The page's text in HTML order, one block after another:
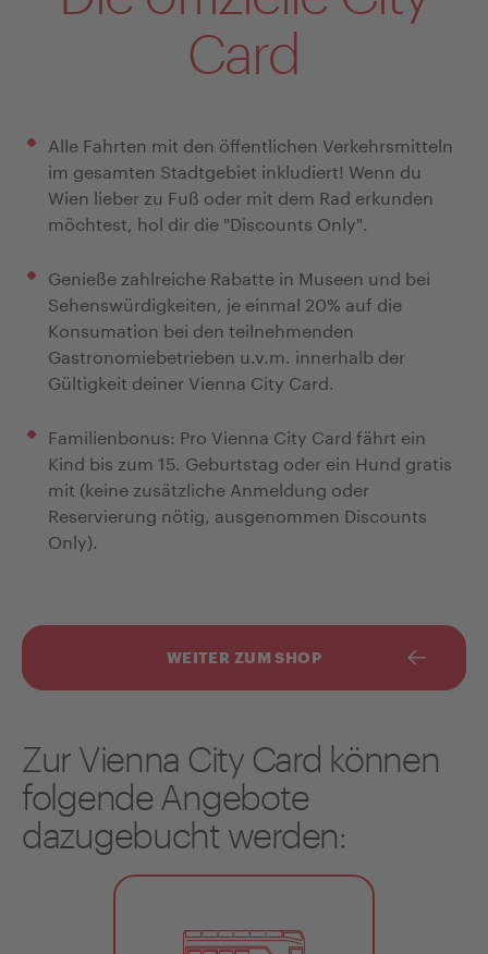
Card
Alle Fahrten mit den öffentlichen Verkehrsmitteln
im gesamten Stadtgebiet inkludiert! Wenn du
Wien lieber zu Fuß oder mit dem Rad erkunden
möchtest, hol dir die "Discounts Only".
Genieße zahlreiche Rabatte in Museen und bei
Sehenswürdigkeiten, je einmal 20% auf die
Konsumation bei den teilnehmenden
Gastronomiebetrieben u.v.m. innerhalb der
Gültigkeit deiner Vienna City Card.
Familienbonus: Pro Vienna City Card fährt ein
Kind bis zum 15. Geburtstag oder ein Hund gratis
mit (keine zusätzliche Anmeldung oder
Reservierung nötig, ausgenommen Discounts
Only).
WEITER ZUM SHOP
Zur Vienna City Card können
folgende Angebote
dazugebucht werden: